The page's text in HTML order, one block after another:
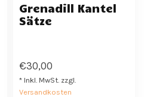
Grenadill Kantel
Sätze
€30,00
* Inkl. MwSt. zzgl.
Versandkosten